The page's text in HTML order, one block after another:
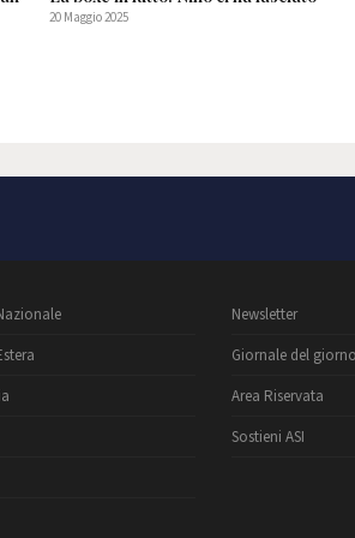
20 Maggio 2025
Newsletter
Giornale del giorno
Area Riservata
Sostieni ASI